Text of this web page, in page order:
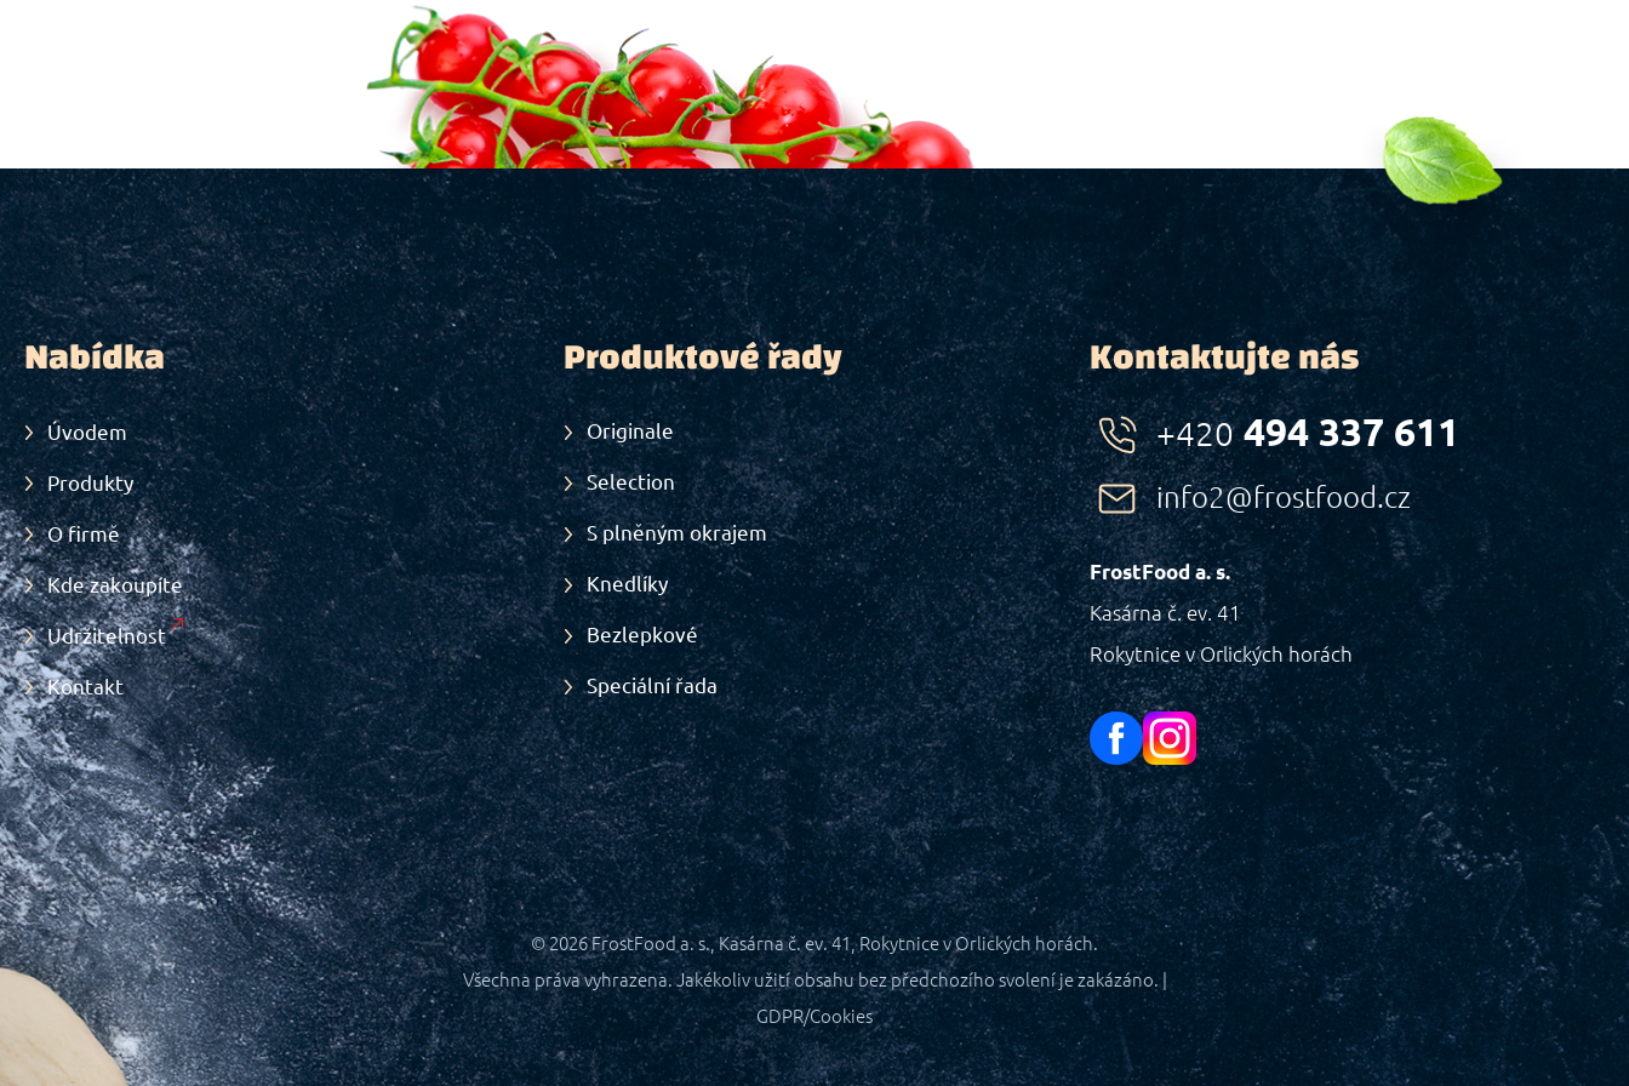
Nabídka
Úvodem
Produkty
O firmě
Kde zakoupíte
Udržitelnost
Kontakt
Produktové řady
Originale
Selection
S plněným okrajem
Knedlíky
Bezlepkové
Speciální řada
Kontaktujte nás
+420494 337 611
info2@frostfood.cz
FrostFood a. s.
Kasárna č. ev. 41
Rokytnice v Orlických horách
© 2026FrostFood a. s., Kasárna č. ev. 41, Rokytnice v Orlických horách.
Všechna práva vyhrazena. Jakékoliv užití obsahu bez předchozího svolení je zakázáno. |
GDPR/Cookies